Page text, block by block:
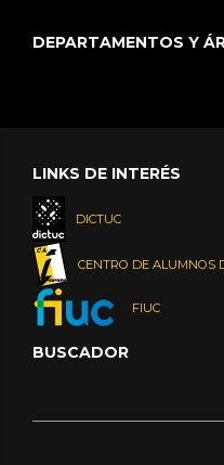
DEPARTAMENTOS Y
LINKS DE INTERÉS
DICTUC
CENTRO DE ALUMNOS
FIUC
BUSCADOR